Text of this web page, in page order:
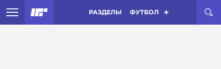
РАЗДЕЛЫ ФУТБОЛ